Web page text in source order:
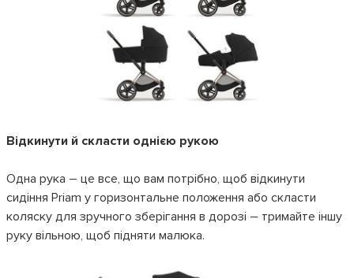
Відкинути й скласти однією рукою
Одна рука – це все, що вам потрібно, щоб відкинути
сидіння Priam у горизонтальне положення або скласти
коляску для зручного зберігання в дорозі – тримайте іншу
руку вільною, щоб підняти малюка.